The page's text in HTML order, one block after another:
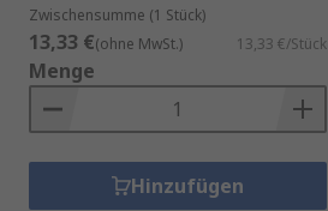
Zwischensumme (1 Stück)
13,33 €(ohne MwSt.) 13,33 €/Stück
Menge
Hinzufügen